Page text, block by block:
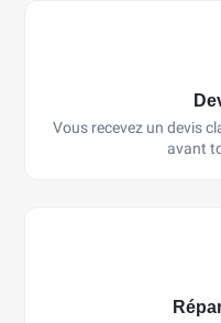
Vous recevez un devis
avant